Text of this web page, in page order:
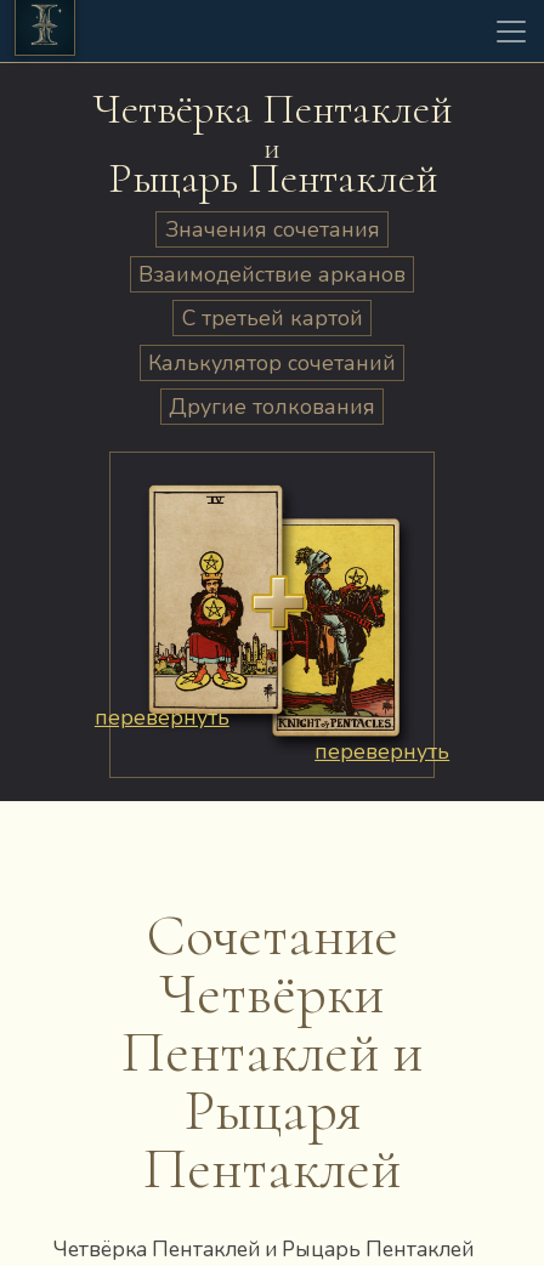
Четвёрка Пентаклей
и
Рыцарь Пентаклей
Значения сочетания
Взаимодействие арканов
С третьей картой
Калькулятор сочетаний
Другие толкования
перевернуть
перевернуть
Сочетание
Четвёрки
Пентаклей и
Рыцаря
Пентаклей
Четвёрка Пентаклей и Рыцарь Пентаклей